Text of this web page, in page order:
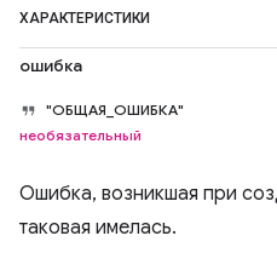
ХАРАКТЕРИСТИКИ
ошибка
"ОБЩАЯ_ОШИБКА"
необязательный
Ошибка, возникшая при
таковая имелась.